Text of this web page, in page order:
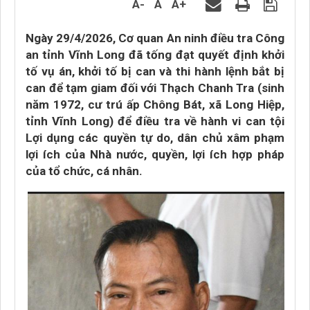
A- A A+
Ngày 29/4/2026, Cơ quan An ninh điều tra Công
an tỉnh Vĩnh Long đã tống đạt quyết định khởi
tố vụ án, khởi tố bị can và thi hành lệnh bắt bị
can để tạm giam đối với Thạch Chanh Tra (sinh
năm 1972, cư trú ấp Chông Bát, xã Long Hiệp,
tỉnh Vĩnh Long) để điều tra về hành vi can tội
Lợi dụng các quyền tự do, dân chủ xâm phạm
lợi ích của Nhà nước, quyền, lợi ích hợp pháp
của tổ chức, cá nhân.